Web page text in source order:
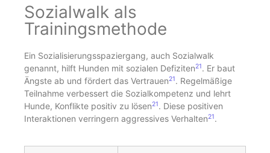
Sozialwalk als
Trainingsmethode
Ein Sozialisierungsspaziergang, auch Sozialwalk
genannt, hilft Hunden mit sozialen Defiziten21. Er baut
Ängste ab und fördert das Vertrauen21. Regelmäßige
Teilnahme verbessert die Sozialkompetenz und lehrt
Hunde, Konflikte positiv zu lösen21. Diese positiven
Interaktionen verringern aggressives Verhalten21.